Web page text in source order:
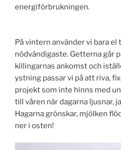
energiförbrukningen.
På vintern använder vi bara el
nödvändigaste. Getterna går
killingarnas ankomst och
ystning passar vi på att riva,
projekt som inte hinns med
till våren när dagarna ljusnar,
Hagarna grönskar, mjölken
ner i osten!